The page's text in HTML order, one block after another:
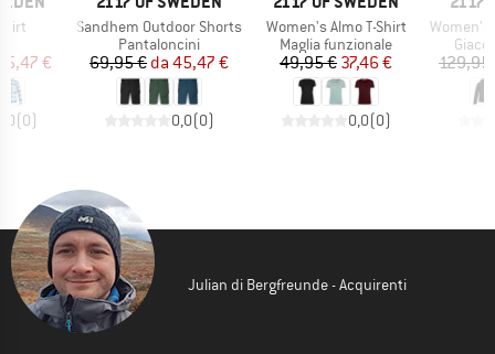
ridotto
€
(0)
Articolo
Sandhem Outdoor Shorts
Gruppo di prodotti
Pantaloncini
Prezzo
69,95 € Prezzo ridotto
da 45,47 €
0,0(0)
Articolo
Women's Almo T-Shirt
Gruppo di prodotti
Maglia funzionale
Prezzo
49,95 €Prezzo ridotto
37,46 €
0,0(0)
Articolo
Women's
129,95
Julian di Bergfreunde - Acquirenti